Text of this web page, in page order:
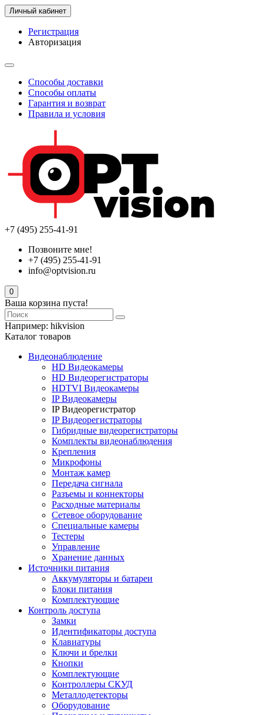
Личный кабинет
Регистрация
Авторизация
Способы доставки
Способы оплаты
Гарантия и возврат
Правила и условия
+7 (495) 255-41-91
Позвоните мне!
+7 (495) 255-41-91
info@optvision.ru
0
Ваша корзина пуста!
Например: hikvision
Каталог товаров
Видеонаблюдение
HD Видеокамеры
HD Видеорегистраторы
HDTVI Видеокамеры
IP Видеокамеры
IP Видеорегистратор
IP Видеорегистраторы
Гибридные видеорегистраторы
Комплекты видеонаблюдения
Крепления
Микрофоны
Монтаж камер
Передача сигнала
Разъемы и коннекторы
Расходные материалы
Сетевое оборудование
Специальные камеры
Тестеры
Управление
Хранение данных
Источники питания
Аккумуляторы и батареи
Блоки питания
Комплектующие
Контроль доступа
Замки
Идентификаторы доступа
Клавиатуры
Ключи и брелки
Кнопки
Комплектующие
Контроллеры СКУД
Металлодетекторы
Оборудование